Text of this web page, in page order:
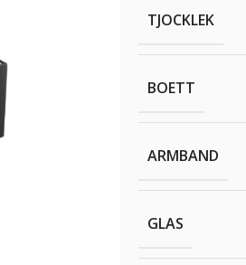
TJOCKLEK
BOETT
ARMBAND
GLAS